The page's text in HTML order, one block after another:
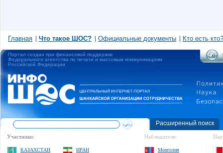
Главная Что такое ШОС? Официальные документы Кто есть кто?
Портал создан при финансовой поддержке
Федерального агентства по печати и массовым коммуникациям
Российской Федерации
Расширенный поиск
Участники:
КАЗАХСТАН
ИРАН
Наблюдатели:
Монголия